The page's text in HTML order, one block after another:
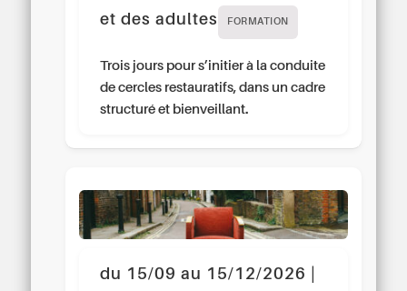
et des adultes
FORMATION
Trois jours pour s’initier à la conduite
de cercles restauratifs, dans un cadre
structuré et bienveillant.
du 15/09 au 15/12/2026 |